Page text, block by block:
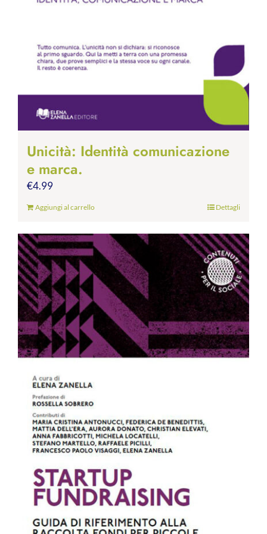
Unicità: Identità comunicazione
e marca.
€4.99
Aggiungi al carrello Dettagli